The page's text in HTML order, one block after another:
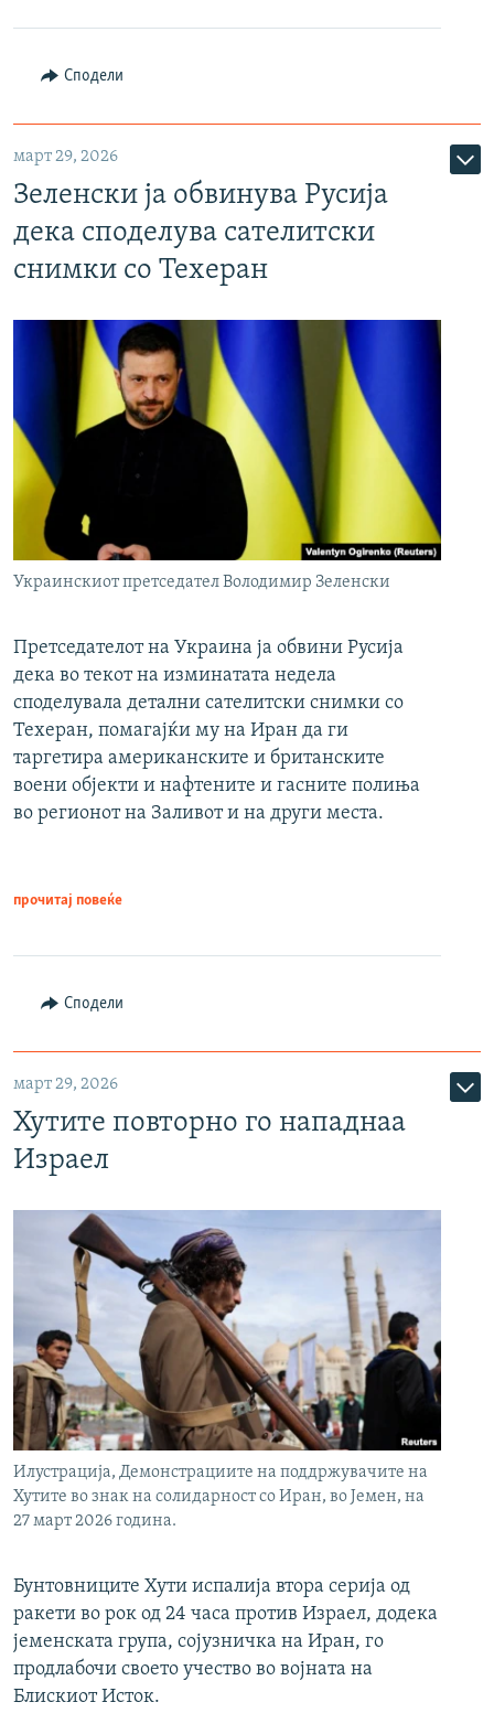
Сподели
март 29, 2026
Зеленски ја обвинува Русија
дека споделува сателитски
снимки со Техеран
Украинскиот претседател Володимир Зеленски
Претседателот на Украина ја обвини Русија
дека во текот на изминатата недела
споделувала детални сателитски снимки со
Техеран, помагајќи му на Иран да ги
таргетира американските и британските
воени објекти и нафтените и гасните полиња
во регионот на Заливот и на други места.
прочитај повеќе
Сподели
март 29, 2026
Хутите повторно го нападнаа
Израел
Илустрација, Демонстрациите на поддржувачите на
Хутите во знак на солидарност со Иран, во Јемен, на
27 март 2026 година.
Бунтовниците Хути испалија втора серија од
ракети во рок од 24 часа против Израел, додека
јеменската група, сојузничка на Иран, го
продлабочи своето учество во војната на
Блискиот Исток.